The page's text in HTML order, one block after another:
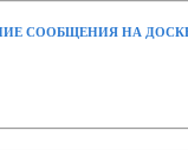
СООБЩЕНИЯ НА